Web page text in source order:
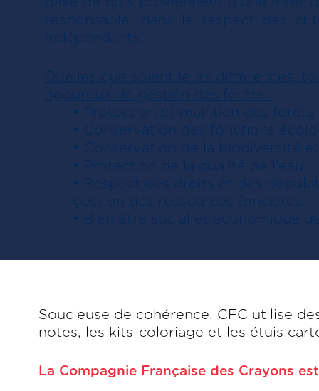
responsable, dans le respect des
indépendants.
Quelles que soient leurs différences,
rigoureux de gestion des forêts :
• Protection et maintien des
• Conservation des fonctions
• Conservation de la biodiversité
• Protection de la qualité de l’eau.
• Respect des droits et des
gestion des ressources foncières.
• Bien être social et économique
Soucieuse de cohérence, CFC utilise
notes, les kits-coloriage et les étuis
La Compagnie Française des Crayons